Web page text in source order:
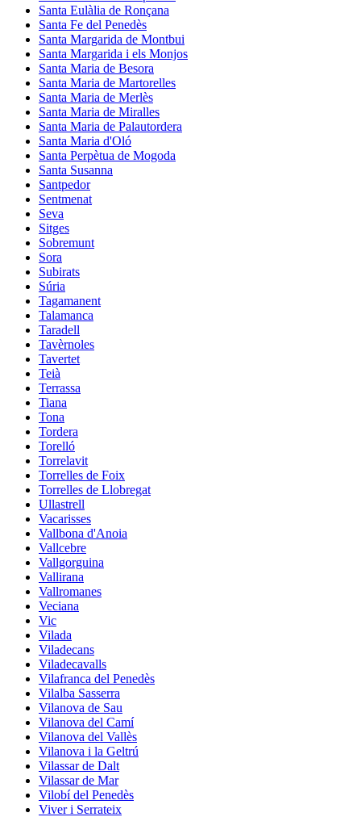
Santa Eulàlia de Ronçana
Santa Fe del Penedès
Santa Margarida de Montbui
Santa Margarida i els Monjos
Santa Maria de Besora
Santa Maria de Martorelles
Santa Maria de Merlès
Santa Maria de Miralles
Santa Maria de Palautordera
Santa Maria d'Oló
Santa Perpètua de Mogoda
Santa Susanna
Santpedor
Sentmenat
Seva
Sitges
Sobremunt
Sora
Subirats
Súria
Tagamanent
Talamanca
Taradell
Tavèrnoles
Tavertet
Teià
Terrassa
Tiana
Tona
Tordera
Torelló
Torrelavit
Torrelles de Foix
Torrelles de Llobregat
Ullastrell
Vacarisses
Vallbona d'Anoia
Vallcebre
Vallgorguina
Vallirana
Vallromanes
Veciana
Vic
Vilada
Viladecans
Viladecavalls
Vilafranca del Penedès
Vilalba Sasserra
Vilanova de Sau
Vilanova del Camí
Vilanova del Vallès
Vilanova i la Geltrú
Vilassar de Dalt
Vilassar de Mar
Vilobí del Penedès
Viver i Serrateix